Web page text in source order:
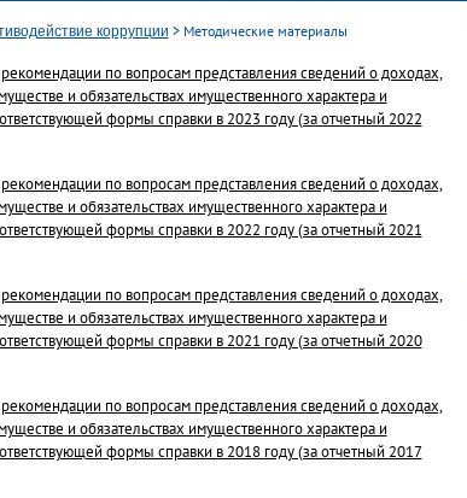
коррупции > Методические материалы
по вопросам представления сведений о доходах,
и обязательствах имущественного характера и
формы справки в 2023 году (за отчетный 2022
по вопросам представления сведений о доходах,
и обязательствах имущественного характера и
формы справки в 2022 году (за отчетный 2021
по вопросам представления сведений о доходах,
и обязательствах имущественного характера и
формы справки в 2021 году (за отчетный 2020
по вопросам представления сведений о доходах,
и обязательствах имущественного характера и
формы справки в 2018 году (за отчетный 2017